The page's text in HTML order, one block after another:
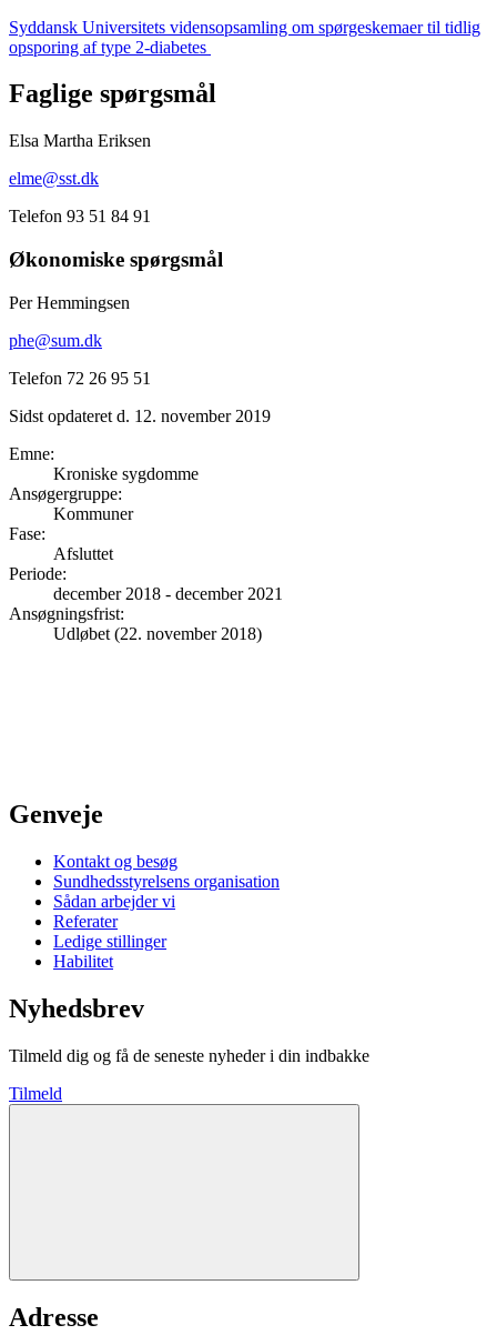
Syddansk Universitets vidensopsamling om spørgeskemaer til tidlig
opsporing af type 2-diabetes
Faglige spørgsmål
Elsa Martha Eriksen
elme@sst.dk
Telefon 93 51 84 91
Økonomiske spørgsmål
Per Hemmingsen
phe@sum.dk
Telefon 72 26 95 51
Sidst opdateret d. 12. november 2019
Emne:
Kroniske sygdomme
Ansøgergruppe:
Kommuner
Fase:
Afsluttet
Periode:
december 2018 - december 2021
Ansøgningsfrist:
Udløbet (22. november 2018)
Genveje
Kontakt og besøg
Sundhedsstyrelsens organisation
Sådan arbejder vi
Referater
Ledige stillinger
Habilitet
Nyhedsbrev
Tilmeld dig og få de seneste nyheder i din indbakke
Tilmeld
Adresse